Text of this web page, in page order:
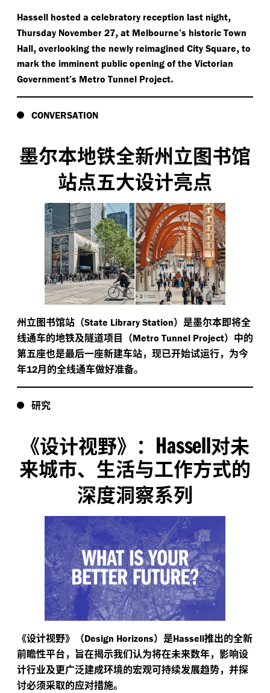
Hassell hosted a celebratory reception last night,
Thursday November 27, at Melbourne’s historic Town
Hall, overlooking the newly reimagined City Square, to
mark the imminent public opening of the Victorian
Government’s Metro Tunnel Project.
CONVERSATION
墨尔本地铁全新州立图书馆
站点五大设计亮点
州立图书馆站（State Library Station）是墨尔本即将全
线通车的地铁及隧道项目（Metro Tunnel Project）中的
第五座也是最后一座新建车站，现已开始试运行，为今
年12月的全线通车做好准备。
研究
《设计视野》： Hassell对未
来城市、生活与工作方式的
深度洞察系列
《设计视野》（Design Horizons）是Hassell推出的全新
前瞻性平台，旨在揭示我们认为将在未来数年，影响设
计行业及更广泛建成环境的宏观可持续发展趋势，并探
讨必须采取的应对措施。